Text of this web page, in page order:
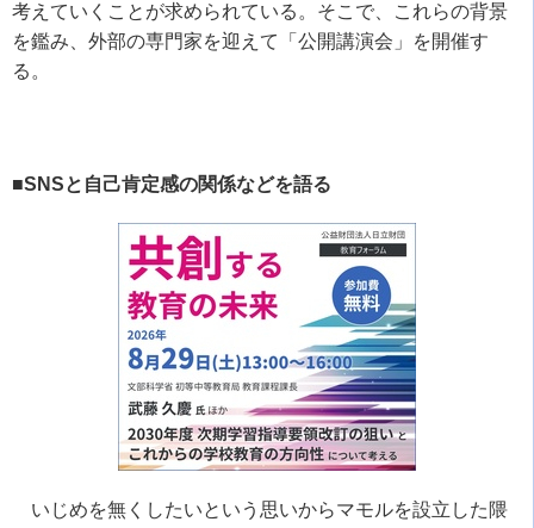
考えていくことが求められている。そこで、これらの背景
を鑑み、外部の専門家を迎えて「公開講演会」を開催す
る。
■SNSと自己肯定感の関係などを語る
いじめを無くしたいという思いからマモルを設立した隈